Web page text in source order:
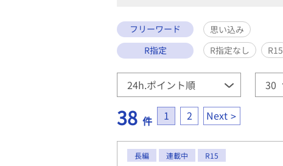
フリーワード
思い込み
R指定
R指定なし R15
38 件 1 2 Next
長編 連載中 R15